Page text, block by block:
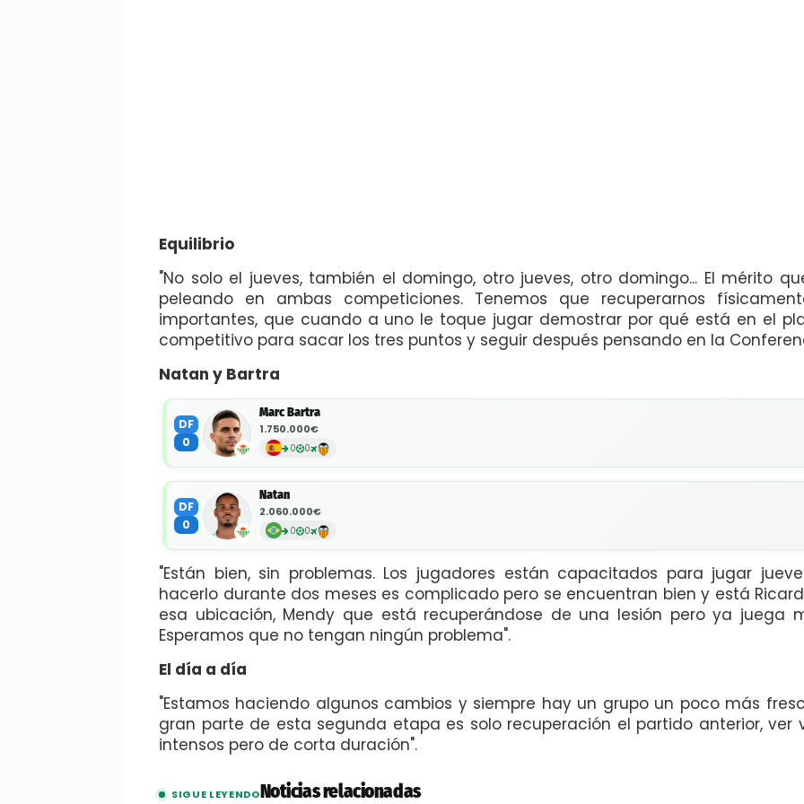
Equilibrio
"No solo el jueves, también el domingo, otro jueves, otro domingo... El mérito
peleando en ambas competiciones. Tenemos que recuperarnos
importantes, que cuando a uno le toque jugar demostrar por qué está en el
competitivo para sacar los tres puntos y seguir después pensando en la
Natan y Bartra
DF
0
Marc Bartra
1.750.000€
0 0
DF
0
Natan
2.060.000€
0 0
"Están bien, sin problemas. Los jugadores están capacitados para jugar
hacerlo durante dos meses es complicado pero se encuentran bien y está
esa ubicación, Mendy que está recuperándose de una lesión pero ya juega
Esperamos que no tengan ningún problema".
El día a día
"Estamos haciendo algunos cambios y siempre hay un grupo un poco más
gran parte de esta segunda etapa es solo recuperación el partido anterior, ver
intensos pero de corta duración".
SIGUE LEYENDONoticias relacionadas